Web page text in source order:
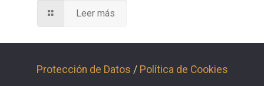
Leer más
Protección de Datos / Política de Cookies